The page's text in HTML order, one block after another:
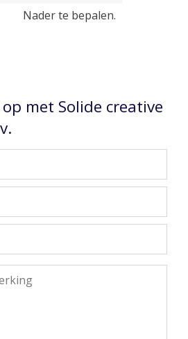
Nader te bepalen.
met Solide creative